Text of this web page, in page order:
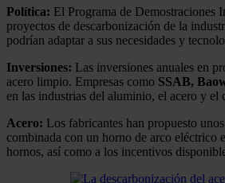
Política: El Programa de Demostraciones
proyectos de descarbonización de la
podrían adaptar a sus necesidades y
Inversiones: Las inversiones anuales en
acero limpio. Empresas como SSAB,
en las industrias del aluminio, el acero y el
Acero: Los fabricantes han propuesto
combinada con un horno de arco eléctrico
hornos, así como a los incentivos